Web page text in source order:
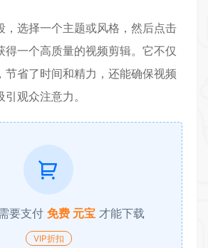
，选择一个主题或风格，然后点击
得一个高质量的视频剪辑。它不仅
节省了时间和精力，还能确保视频
观众注意力。
要支付 免费 元宝 才能下载
VIP折扣